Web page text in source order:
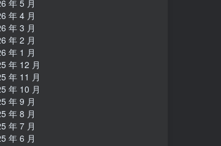
年 5 月
年 4 月
年 3 月
年 2 月
年 1 月
年 12 月
年 11 月
年 10 月
年 9 月
年 8 月
年 7 月
年 6 月